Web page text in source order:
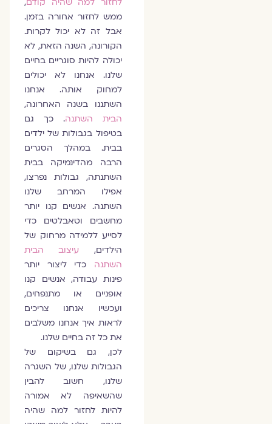
ממש לחזור אחורה בזמן.
אבל זה לא יכול לקרות.
הקורונה, השנה הזאת, לא
יכולה להיות סוגריים בחיים
שלנו. אנחנו לא יכולים
למחוק אותה. אנחנו
השתננו בשנה האחרונה,
הבית השתנה. כך גם
בטיפול בגבולות של ילדים
בבית. במהלך הסגרים
הרבה מהדינמיקה בבית
השתנתה, גבולות נפרצו,
אפילו המרחב שלנו
השתנה. אנשים קנו יותר
מחשבים וטאבלטים כדי
לסייע ללמידה מרחוק של
הילדים,
עיצוב הבית
השתנהכדי ליצור יותר
פינות עבודה, אנשים קנו
אופניים או מתנפחים,
ועכשיו אנחנו צריכים
לראות איך אנחנו משלבים
את כל זה בחיים שלנו.
לכן, גם בשיקום של
הגבולות שלנו, של השגרה
שלנו, חשוב להבין
שהשאיפה לא אמורה
להיות לחזור למה שהיה